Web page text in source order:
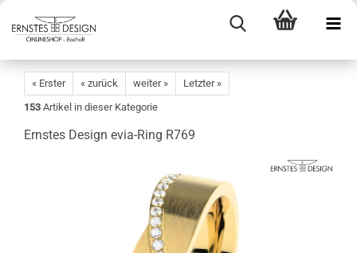
« Erster « zurück weiter »
Letzter »
153 Artikel in dieser Kategorie
Ernstes Design evia-Ring R769